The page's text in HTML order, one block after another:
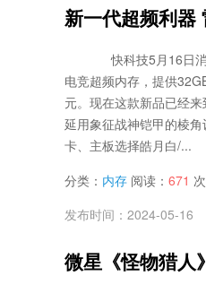
新一代超频利器
快科技5月16日消
电竞超频内存，提供
元。现在这款新品已经
延用象征战神铠甲的棱
卡、主板选择皓月白/...
分类： 内存 阅读： 671
发布时间：2024-05-16
微星《怪物猎人